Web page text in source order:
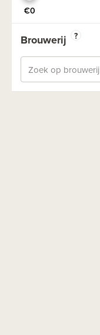
Session
Stout Coffee
Polen
Roemenie
€0
Brouwerij ?
Zoek op brouwerij